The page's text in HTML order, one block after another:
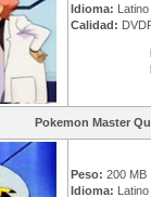
Idioma:
Calidad:
Pokemon Master
Peso: 200 MB
Idioma: